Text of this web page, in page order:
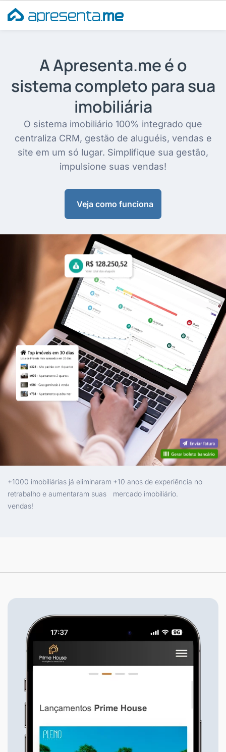
para
o
A Apresenta.me é o
sistema completo para sua
imobiliária
O sistema imobiliário 100% integrado que
centraliza CRM, gestão de aluguéis, vendas e
site em um só lugar. Simplifique sua gestão,
impulsione suas vendas!
Veja como funciona
+1000 imobiliárias já eliminaram
retrabalho e aumentaram suas
vendas!
+10 anos de experiência no
mercado imobiliário.